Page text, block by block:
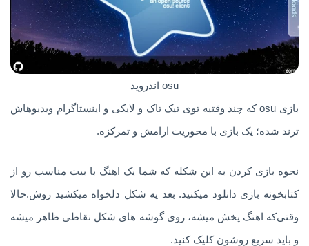
osu اندروید
بازی osu که چند وقتیه توی تیک تاک و لایکی و اینستاگرام ویدیوهاش
ترند شده؛ یک بازی با محوریت ارامش و تمرکزه.
نحوه بازی کردن به این شکله که شما یک اهنگ با بیت مناسب رو از
کتابخونه بازی دانلود میکنید. بعد یه شکل دلخواه میکشید روش.حالا
وقتی‌که اهنگ پخش میشه، روی گوشه های شکل نقاطی ظاهر میشه
و باید سریع روشون کلیک کنید.